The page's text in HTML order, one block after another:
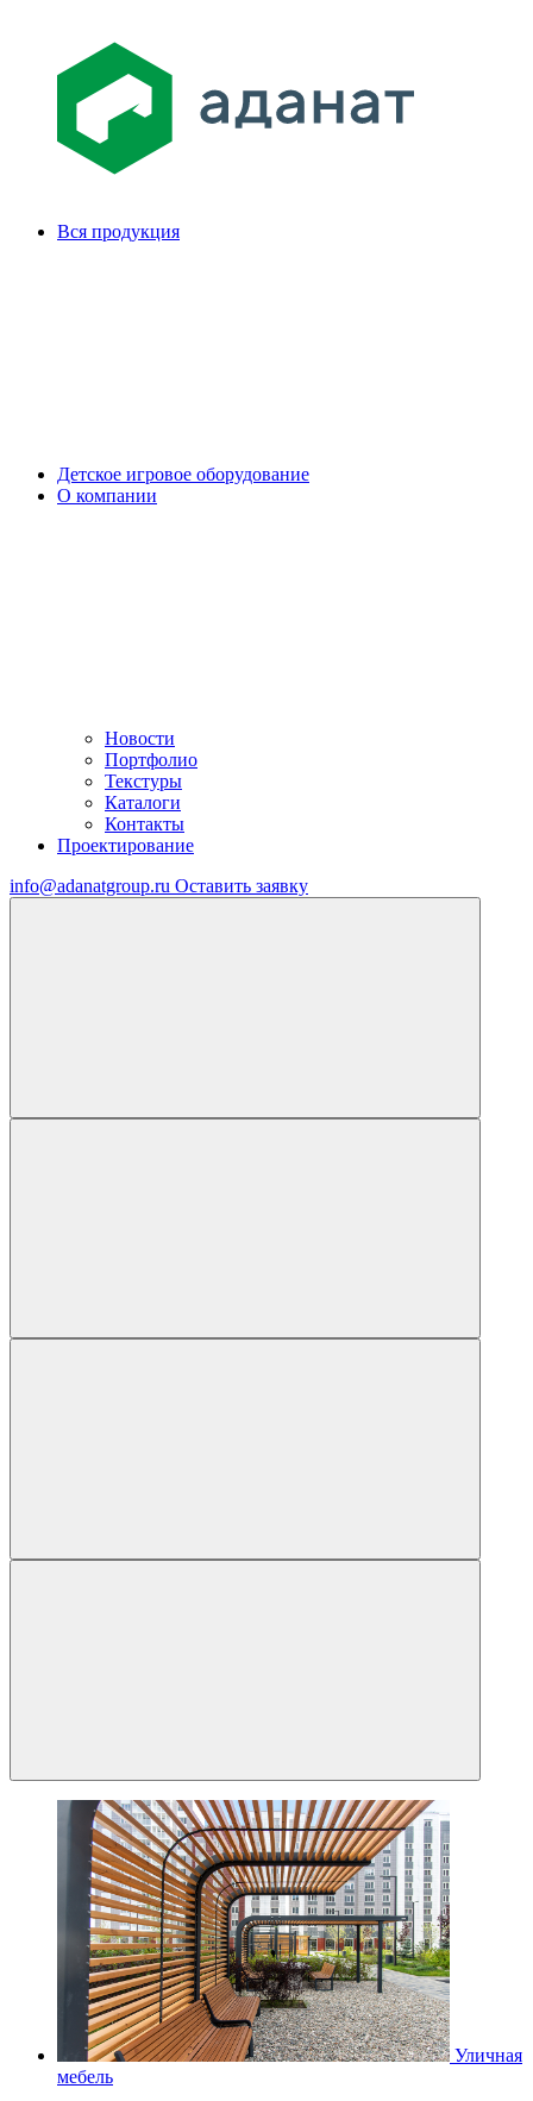
Вся продукция
Детское игровое оборудование
О компании
Новости
Портфолио
Текстуры
Каталоги
Контакты
Проектирование
info@adanatgroup.ru Оставить заявку
Уличная
мебель